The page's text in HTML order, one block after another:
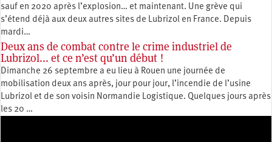
sauf en 2020 après l’explosion… et maintenant. Une grève qui
s’étend déjà aux deux autres sites de Lubrizol en France. Depuis
mardi…
Deux ans de combat contre le crime industriel de
Lubrizol... et ce n’est qu’un début !
Dimanche 26 septembre a eu lieu à Rouen une journée de
mobilisation deux ans après, jour pour jour, l’incendie de l’usine
Lubrizol et de son voisin Normandie Logistique. Quelques jours après
les 20 …